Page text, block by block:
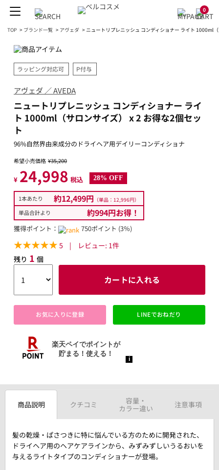
0
TOP > ブランド一覧 > アヴェダ > ニュートリプレニッシュ コンディショナー ライト 1000ml
ラッピング対応可 P付与
アヴェダ ／ AVEDA
ニュートリプレニッシュ コンディショナー ライ
ト 1000ml（サロンサイズ） x 2 お得な2個セッ
ト
96%自然界由来成分のドライヘア用デイリーコンディショナ
希望小売価格 ¥35,200
¥ 24,998 税込 28% OFF
1本あたり 約12,499円 （単品：12,996円）
単品合計より 約994円お得！
獲得ポイント： 750ポイント (3％)
5 | レビュー: 1件
残り 1 個
カートに入れる
お気に入りに登録 LINEでおねだり
商品説明 クチコミ
容量・
カラー違い
注意事項
髪の乾燥・ぱさつきに特に悩んでいる方のために開発された、
ドライヘア用のヘアケアラインから、みずみずしいうるおいを
与えるライトタイプのコンディショナーが登場。